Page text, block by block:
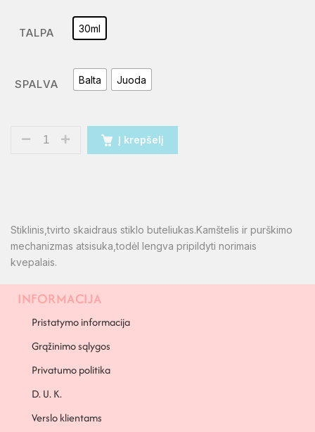
TALPA 30ml
SPALVA Balta Juoda
Į krepšelį
Stiklinis,tvirto skaidraus stiklo buteliukas.Kamštelis ir purškimo
mechanizmas atsisuka,todėl lengva pripildyti norimais
kvepalais.
PAPILDOMA INFORMACIJA
INFORMACIJA
Pristatymo informacija
Grąžinimo sąlygos
Privatumo politika
D. U. K.
Verslo klientams